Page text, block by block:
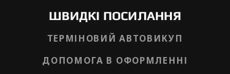
ШВИДКІ ПОСИЛАННЯ
ТЕРМІНОВИЙ АВТОВИКУП
ДОПОМОГА В ОФОРМЛЕННІ